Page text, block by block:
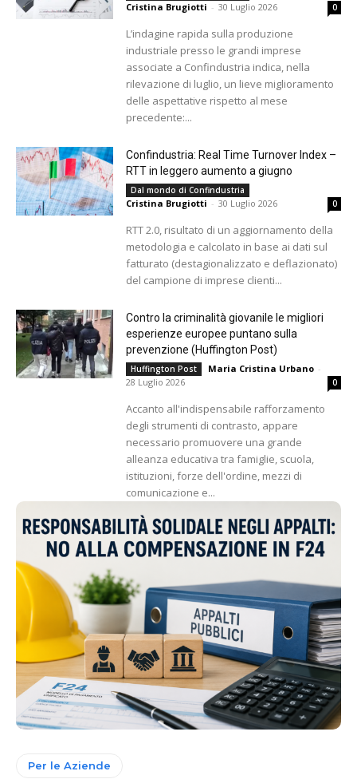
Cristina Brugiotti - 30 Luglio 2026 0
L’indagine rapida sulla produzione
industriale presso le grandi imprese
associate a Confindustria indica, nella
rilevazione di luglio, un lieve miglioramento
delle aspettative rispetto al mese
precedente:...
Confindustria: Real Time Turnover Index –
RTT in leggero aumento a giugno
Dal mondo di Confindustria
Cristina Brugiotti - 30 Luglio 2026 0
RTT 2.0, risultato di un aggiornamento della
metodologia e calcolato in base ai dati sul
fatturato (destagionalizzato e deflazionato)
del campione di imprese clienti...
Contro la criminalità giovanile le migliori
esperienze europee puntano sulla
prevenzione (Huffington Post)
Huffington Post Maria Cristina Urbano -
28 Luglio 2026
0
Accanto all'indispensabile rafforzamento
degli strumenti di contrasto, appare
necessario promuovere una grande
alleanza educativa tra famiglie, scuola,
istituzioni, forze dell'ordine, mezzi di
comunicazione e...
Per le Aziende